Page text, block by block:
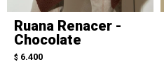
Ruana Renacer -
Chocolate
$ 6.400